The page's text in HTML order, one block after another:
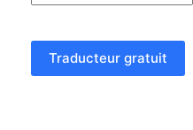
Traducteur gratuit